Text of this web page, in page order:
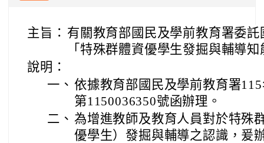
主旨： 有關教育部國民及學前教育署委
「特殊群體資優學生發掘與輔導
說明：
一、 依據教育部國民及學前教育署
第1150036350號函辦理。
二、 為增進教師及教育人員對於特殊
優學生）發掘與輔導之認識，爰